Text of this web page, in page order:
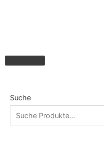
Hamburger Toggle Menu
Suche